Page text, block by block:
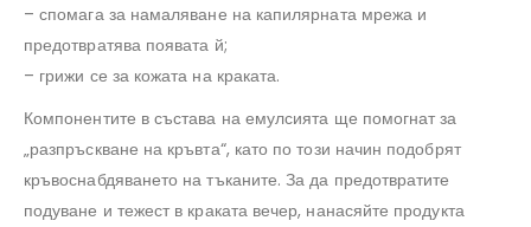
– спомага за намаляване на капилярната мрежа и
предотвратява появата й;
– грижи се за кожата на краката.
Компонентите в състава на емулсията ще помогнат за
„разпръскване на кръвта“, като по този начин подобрят
кръвоснабдяването на тъканите. За да предотвратите
подуване и тежест в краката вечер, нанасяйте продукта